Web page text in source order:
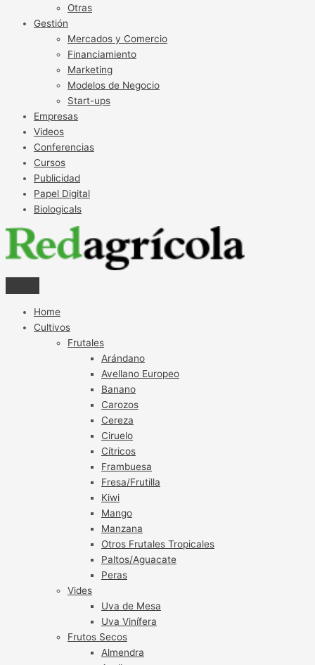
Otras
Gestión
Mercados y Comercio
Financiamiento
Marketing
Modelos de Negocio
Start-ups
Empresas
Videos
Conferencias
Cursos
Publicidad
Papel Digital
Biologicals
Home
Cultivos
Frutales
Arándano
Avellano Europeo
Banano
Carozos
Cereza
Ciruelo
Cítricos
Frambuesa
Fresa/Frutilla
Kiwi
Mango
Manzana
Otros Frutales Tropicales
Paltos/Aguacate
Peras
Vides
Uva de Mesa
Uva Vinífera
Frutos Secos
Almendra